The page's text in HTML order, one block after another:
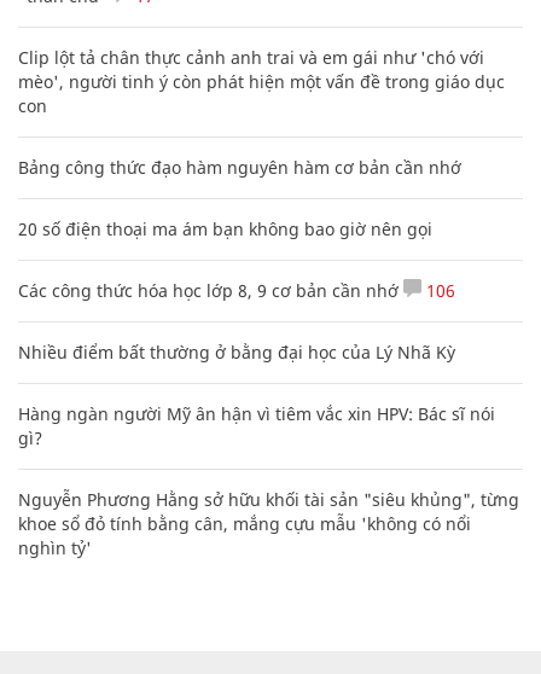
Clip lột tả chân thực cảnh anh trai và em gái như 'chó với
mèo', người tinh ý còn phát hiện một vấn đề trong giáo dục
con
Bảng công thức đạo hàm nguyên hàm cơ bản cần nhớ
20 số điện thoại ma ám bạn không bao giờ nên gọi
Các công thức hóa học lớp 8, 9 cơ bản cần nhớ 106
Nhiều điểm bất thường ở bằng đại học của Lý Nhã Kỳ
Hàng ngàn người Mỹ ân hận vì tiêm vắc xin HPV: Bác sĩ nói
gì?
Nguyễn Phương Hằng sở hữu khối tài sản "siêu khủng", từng
khoe sổ đỏ tính bằng cân, mắng cựu mẫu 'không có nổi
nghìn tỷ'